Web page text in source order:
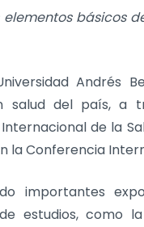
básicos
Andrés
salud del país, a
de la
Conferencia
importantes
estudios, como